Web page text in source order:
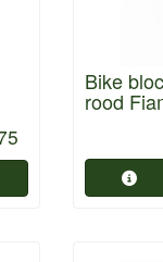
Bike
rood